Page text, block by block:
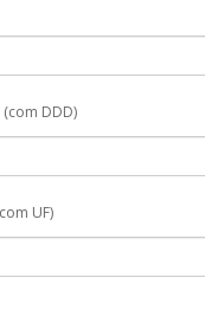
DDD)
UF)